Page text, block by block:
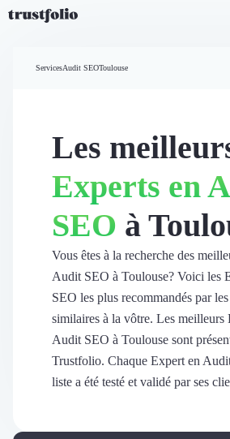
Widgets d'avis
Partage d’avis multicanal
Vidéo de témoignage
Révéler le réseau
Vitrine & média
Suivi du ROI
Voir tous nos avis clients
Découvrir le média
ServicesAudit SEOToulouse
Les
Experts en
SEO à
Vous êtes à la recherche des
Audit SEO à Toulouse? Voici les
SEO les plus recommandés par
similaires à la vôtre. Les meilleurs
Audit SEO à Toulouse sont
Trustfolio. Chaque Expert en
liste a été testé et validé par ses